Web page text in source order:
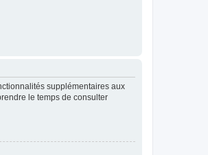
supplémentaires aux
le temps de consulter